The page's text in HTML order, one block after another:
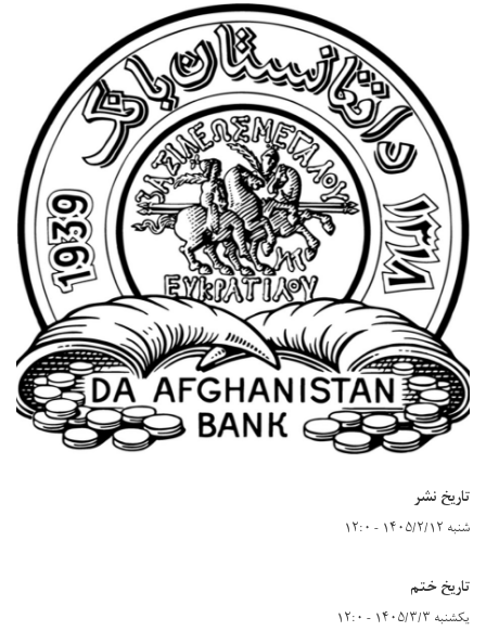
تاریخ نشر
شنبه ۱۴۰۵/۲/۱۲ - ۱۲:۰
تاریخ ختم
یکشنبه ۱۴۰۵/۳/۳ - ۱۲:۰